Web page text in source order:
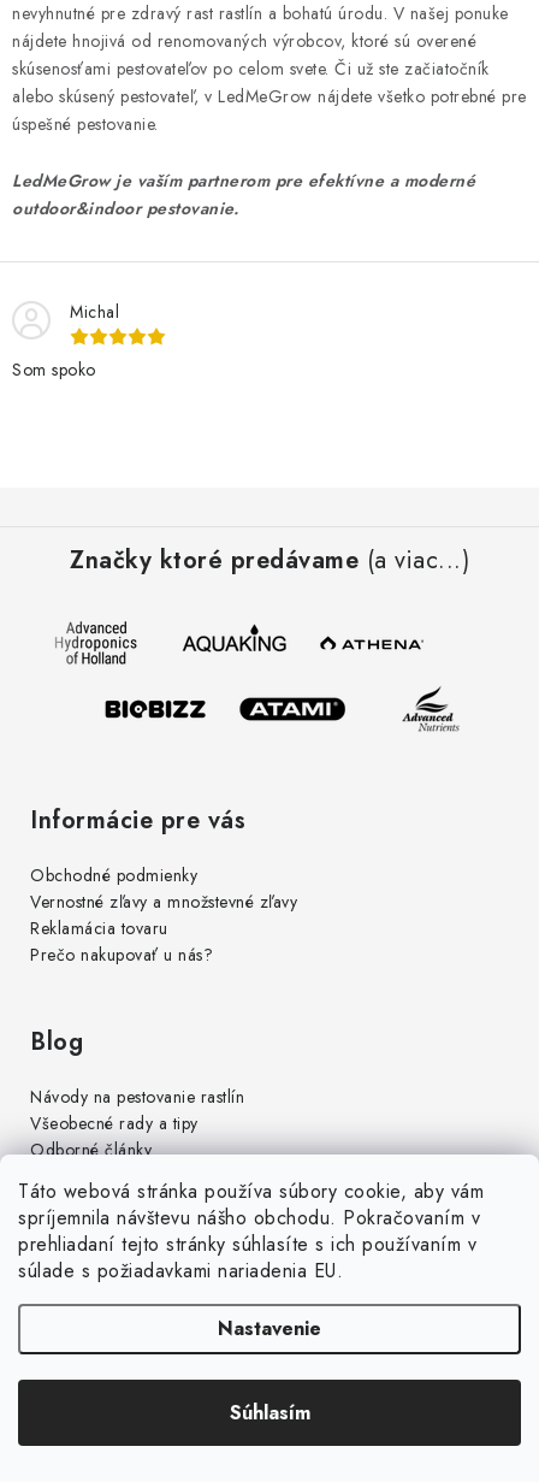
Táto webová stránka používa súbory cookie, aby vám
spríjemnila návštevu nášho obchodu. Pokračovaním v
prehliadaní tejto stránky súhlasíte s ich používaním v
súlade s požiadavkami nariadenia EU.
Nastavenie
Súhlasím
nevyhnutné pre zdravý rast rastlín a bohatú úrodu. V našej ponuke
nájdete hnojivá od renomovaných výrobcov, ktoré sú overené
skúsenosťami pestovateľov po celom svete. Či už ste začiatočník
alebo skúsený pestovateľ, v LedMeGrow nájdete všetko potrebné pre
úspešné pestovanie.
LedMeGrow je vaším partnerom pre efektívne a moderné
outdoor&indoor pestovanie.
Michal
Som spoko
Značky ktoré predávame (a viac...)
Informácie pre vás
Obchodné podmienky
Vernostné zľavy a množstevné zľavy
Reklamácia tovaru
Prečo nakupovať u nás?
Blog
Návody na pestovanie rastlín
Všeobecné rady a tipy
Odborné články
Dávkovanie pre hnojivá
Doprava
5,99 €
5,49 €
Zásielkovňa výdajné
Zdarma nad 90 €